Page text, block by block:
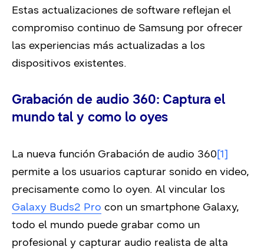
Estas actualizaciones de software reflejan el
compromiso continuo de Samsung por ofrecer
las experiencias más actualizadas a los
dispositivos existentes.
Grabación de audio 360: Captura el
mundo tal y como lo oyes
La nueva función Grabación de audio 360[1]
permite a los usuarios capturar sonido en video,
precisamente como lo oyen. Al vincular los
Galaxy Buds2 Pro con un smartphone Galaxy,
todo el mundo puede grabar como un
profesional y capturar audio realista de alta